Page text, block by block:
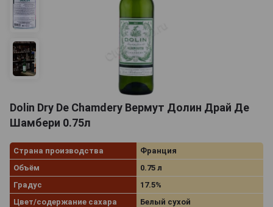
Dolin Dry De Chamdery Вермут Долин Драй Де
Шамбери 0.75л
Страна производства
Франция
Объём
0.75 л
Градус
17.5%
Цвет/содержание сахара
Белый сухой